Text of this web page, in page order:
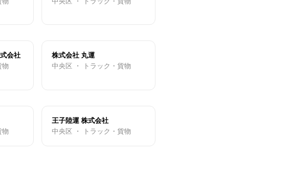
会社
物
株式会社 丸運
中央区 ・ トラック・貨物
物
王子陸運 株式会社
中央区 ・ トラック・貨物